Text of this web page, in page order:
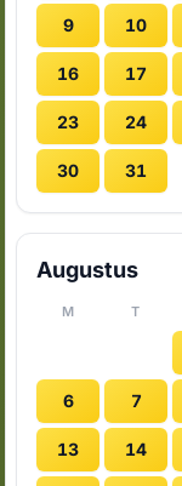
9 10
16 17
23 24
30 31
Augustus
M T
6 7
13 14